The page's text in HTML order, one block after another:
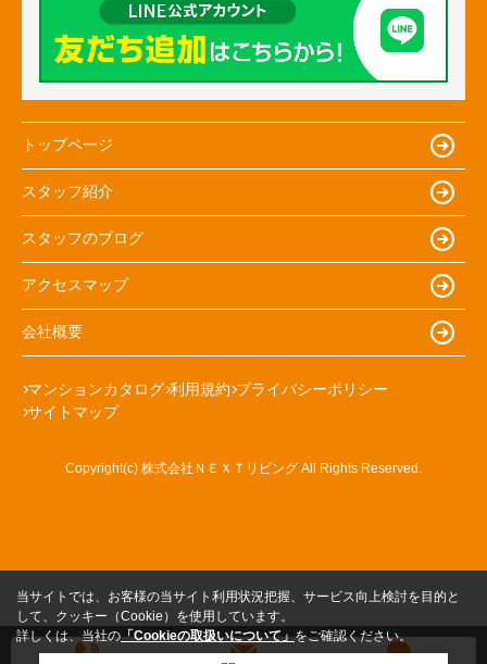
トップページ
スタッフ紹介
スタッフのブログ
アクセスマップ
会社概要
マンションカタログ 利用規約 プライバシーポリシー
サイトマップ
Copyright(c) 株式会社ＮＥＸＴリビング All Rights Reserved.
当サイトでは、お客様の当サイト利用状況把握、サービス向上検討を目的と
して、クッキー（Cookie）を使用しています。
詳しくは、当社の「Cookieの取扱いについて」をご確認ください。